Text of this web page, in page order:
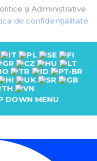
și Administrative
de confidenţialitate